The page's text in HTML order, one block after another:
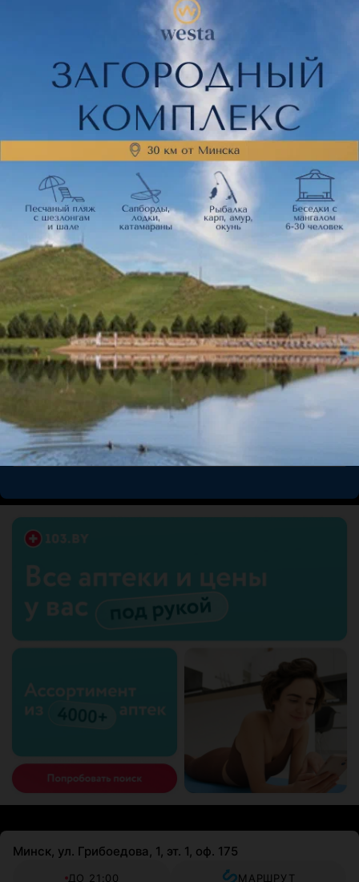
Отличный салон.Все очень понравилось
21 сентября 2020
Отзыв подтвержден
Никому не советую  данный салон! Пришла подровнять
кончики(длина была более 40см)и сделать лесенку к
мастеру Дарье. Она ...
Показать ещё
Поделитесь мнением
Минск, ул. Грибоедова, 1, эт. 1, оф. 175
ДО 21:00 МАРШРУТ